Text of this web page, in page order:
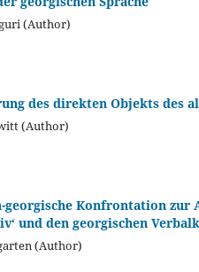
(Author)
des direkten Objekts des
(Author)
georgische Konfrontation zur
und den georgischen
(Author)